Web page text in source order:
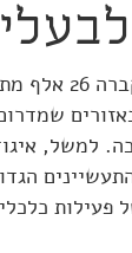
אחרי סגר של
למשל,
התעשיינים
פעילות